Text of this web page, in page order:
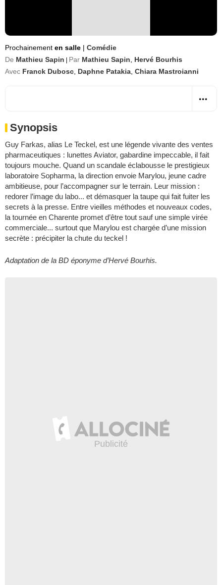
Prochainement en salle | Comédie
De Mathieu Sapin Par Mathieu Sapin
Hervé Bourhis
Avec Franck Dubosc Daphne Patakia Chiara Mastroianni
Synopsis
Guy Farkas, alias Le Teckel, est une légende vivante des ventes
pharmaceutiques : lunettes Aviator, gabardine impeccable, il fait
toujours mouche. Quand un scandale éclabousse le prestigieux
laboratoire Sopharma, la direction envoie Marylou, jeune cadre
ambitieuse, pour l’accompagner sur le terrain. Leur mission :
redorer l’image du labo... et démasquer la taupe qui fait fuiter les
secrets à la presse. Entre vieilles méthodes et nouveaux codes,
la tournée en Charente promet d’être tout sauf une simple virée
commerciale... surtout que Marylou est chargée d’une mission
secrète : précipiter la chute du teckel !
Adaptation de la BD éponyme d’Hervé Bourhis.